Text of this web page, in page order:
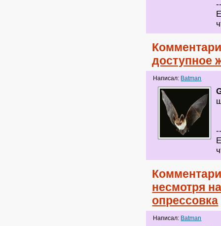
доступное
Написал: Batman
несмотря
опрессовка
Написал: Batman